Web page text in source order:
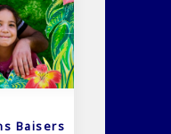
Baisers